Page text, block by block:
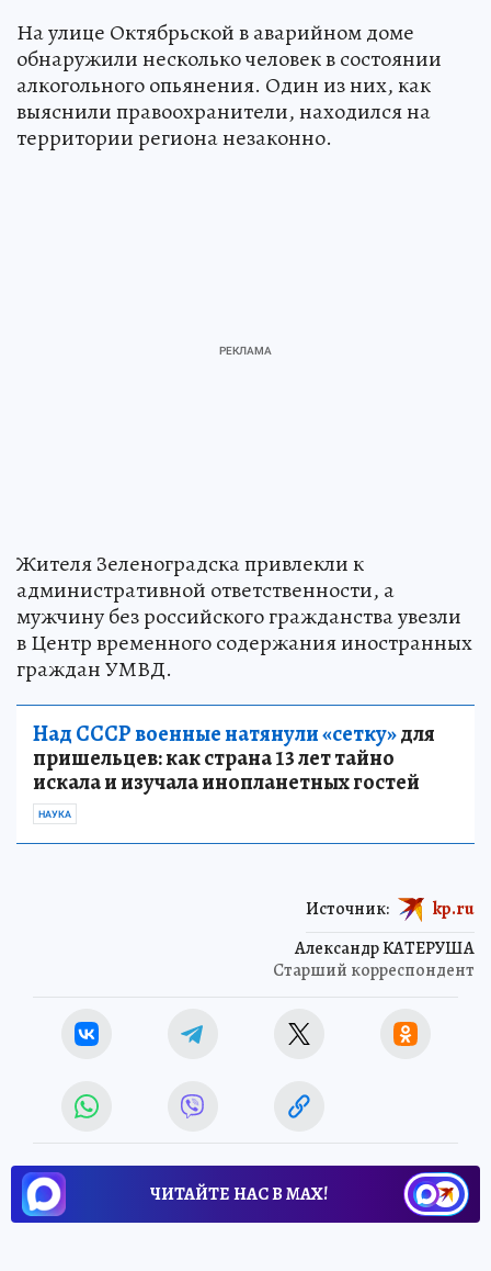
На улице Октябрьской в аварийном доме
обнаружили несколько человек в состоянии
алкогольного опьянения. Один из них, как
выяснили правоохранители, находился на
территории региона незаконно.
Жителя Зеленоградска привлекли к
административной ответственности, а
мужчину без российского гражданства увезли
в Центр временного содержания иностранных
граждан УМВД.
Над СССР военные натянули «сетку»для
пришельцев: как страна 13 лет тайно
искала и изучала инопланетных гостей
НАУКА
Александр КАТЕРУША
Старший корреспондент
Источник: kp.ru
ЧИТАЙТЕ НАС В МАХ!